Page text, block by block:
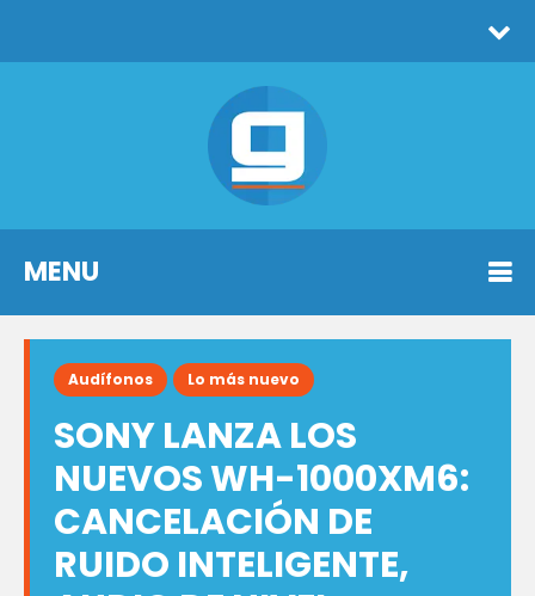
MENU
Audífonos Lo más nuevo
SONY LANZA LOS
NUEVOS WH-1000XM6:
CANCELACIÓN DE
RUIDO INTELIGENTE,